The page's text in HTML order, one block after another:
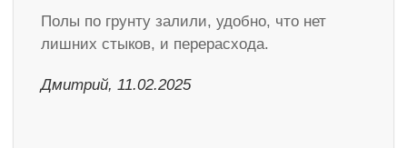
Полы по грунту залили, удобно, что нет
лишних стыков, и перерасхода.
Дмитрий, 11.02.2025